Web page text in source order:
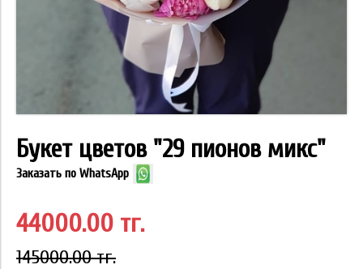
Букет цветов "29 пионов микс"
Заказать по WhatsApp
44000.00 тг.
145000.00 тг.